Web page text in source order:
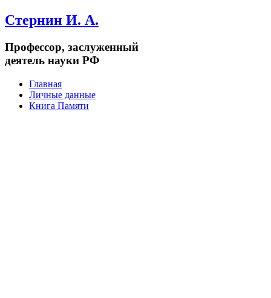
Стернин И. А.
Профессор, заслуженный
деятель науки РФ
Главная
Личные данные
Книга Памяти